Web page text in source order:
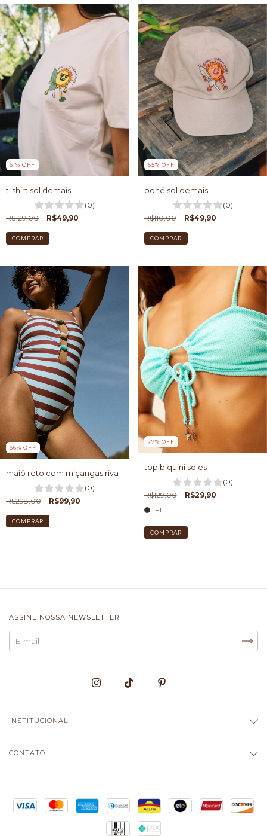
61% OFF
t-shirt sol demais
(0)
R$129,00
R$49,90
COMPRAR
55% OFF
boné sol demais
(0)
R$110,00
R$49,90
COMPRAR
66% OFF
maiô reto com miçangas riva
(0)
R$298,00
R$99,90
COMPRAR
77% OFF
top biquini soles
(0)
R$129,00
R$29,90
+1
COMPRAR
ASSINE NOSSA NEWSLETTER
INSTITUCIONAL
CONTATO